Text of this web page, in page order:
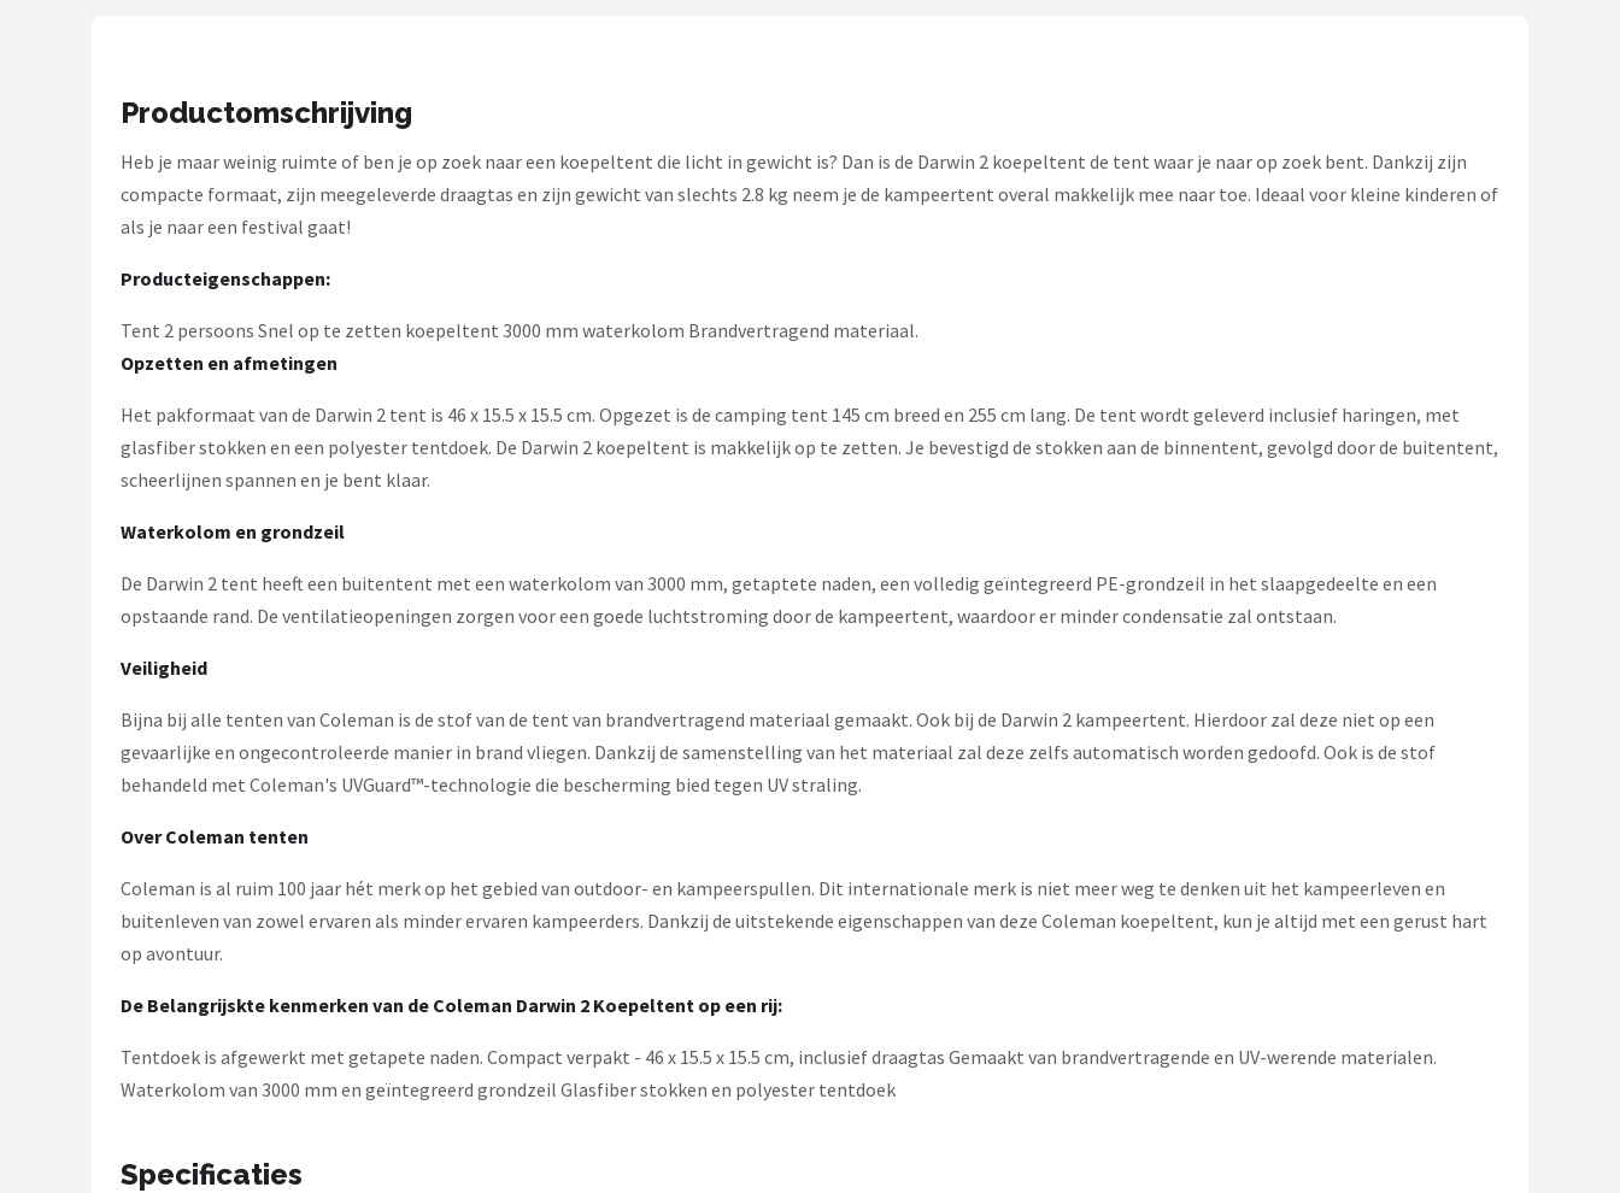
LifeGoods
Campingaz
Quechua
Alle merken →
Productomschrijving
Heb je maar weinig ruimte of ben je op zoek naar een koepeltent die licht in gewicht is? Dan is de Darwin 2 koepeltent de tent waar je naar op zoek bent. Dankzij zijn
compacte formaat, zijn meegeleverde draagtas en zijn gewicht van slechts 2.8 kg neem je de kampeertent overal makkelijk mee naar toe. Ideaal voor kleine kinderen of
als je naar een festival gaat!
Producteigenschappen:
Tent 2 persoons Snel op te zetten koepeltent 3000 mm waterkolom Brandvertragend materiaal.
Opzetten en afmetingen
Het pakformaat van de Darwin 2 tent is 46 x 15.5 x 15.5 cm. Opgezet is de camping tent 145 cm breed en 255 cm lang. De tent wordt geleverd inclusief haringen, met
glasfiber stokken en een polyester tentdoek. De Darwin 2 koepeltent is makkelijk op te zetten. Je bevestigd de stokken aan de binnentent, gevolgd door de buitentent,
scheerlijnen spannen en je bent klaar.
Waterkolom en grondzeil
De Darwin 2 tent heeft een buitentent met een waterkolom van 3000 mm, getaptete naden, een volledig geïntegreerd PE-grondzeil in het slaapgedeelte en een
opstaande rand. De ventilatieopeningen zorgen voor een goede luchtstroming door de kampeertent, waardoor er minder condensatie zal ontstaan.
Veiligheid
Bijna bij alle tenten van Coleman is de stof van de tent van brandvertragend materiaal gemaakt. Ook bij de Darwin 2 kampeertent. Hierdoor zal deze niet op een
gevaarlijke en ongecontroleerde manier in brand vliegen. Dankzij de samenstelling van het materiaal zal deze zelfs automatisch worden gedoofd. Ook is de stof
behandeld met Coleman's UVGuard™-technologie die bescherming bied tegen UV straling.
Over Coleman tenten
Coleman is al ruim 100 jaar hét merk op het gebied van outdoor- en kampeerspullen. Dit internationale merk is niet meer weg te denken uit het kampeerleven en
buitenleven van zowel ervaren als minder ervaren kampeerders. Dankzij de uitstekende eigenschappen van deze Coleman koepeltent, kun je altijd met een gerust hart
op avontuur.
De Belangrijskte kenmerken van de Coleman Darwin 2 Koepeltent op een rij:
Tentdoek is afgewerkt met getapete naden. Compact verpakt - 46 x 15.5 x 15.5 cm, inclusief draagtas Gemaakt van brandvertragende en UV-werende materialen.
Waterkolom van 3000 mm en geïntegreerd grondzeil Glasfiber stokken en polyester tentdoek
Specificaties